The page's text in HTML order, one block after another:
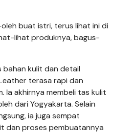
buat istri, terus lihat ini di
lihat produknya, bagus-
bahan kulit dan detail
terasa rapi dan
Ia akhirnya membeli tas kulit
dari Yogyakarta. Selain
ia juga sempat
dan proses pembuatannya